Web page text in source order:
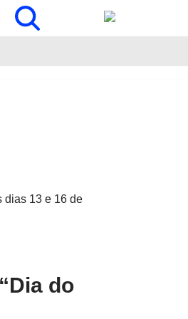
dias 13 e 16 de
do